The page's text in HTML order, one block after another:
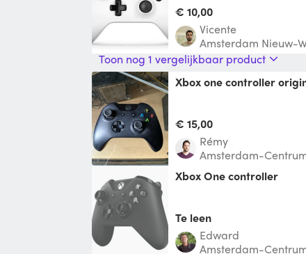
€ 10,00
Vicente
Amsterdam Nieuw-
Toon nog 1 vergelijkbaar product
xbox one controller
€ 15,00
Rémy
Amsterdam-
Xbox One controller
Te leen
Edward
Amsterdam-